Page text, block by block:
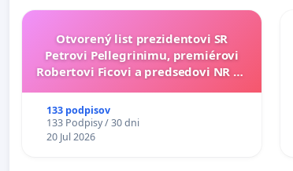
Otvorený list prezidentovi SR
Petrovi Pellegrinimu, premiérovi
Robertovi Ficovi a predsedovi NR SR
133 podpisov
133 Podpisy / 30 dni
20 Jul 2026